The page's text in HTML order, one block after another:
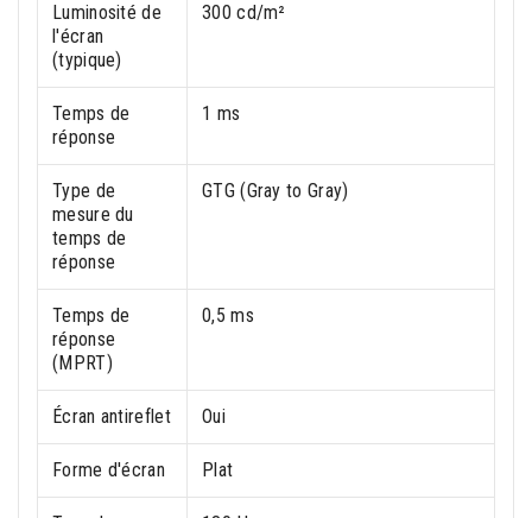
Luminosité de
l'écran
(typique)
300 cd/m²
Temps de
réponse
1 ms
Type de
mesure du
temps de
réponse
GTG (Gray to Gray)
Temps de
réponse
(MPRT)
0,5 ms
Écran antireflet Oui
Forme d'écran Plat